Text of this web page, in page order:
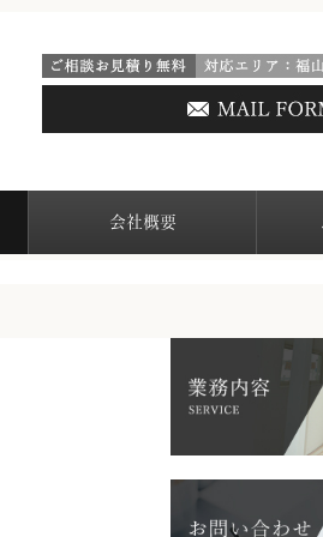
会社概要